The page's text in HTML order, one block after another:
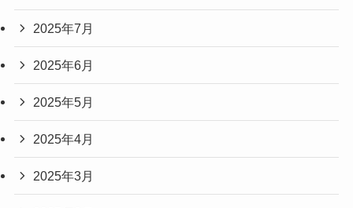
2025年7月
2025年6月
2025年5月
2025年4月
2025年3月